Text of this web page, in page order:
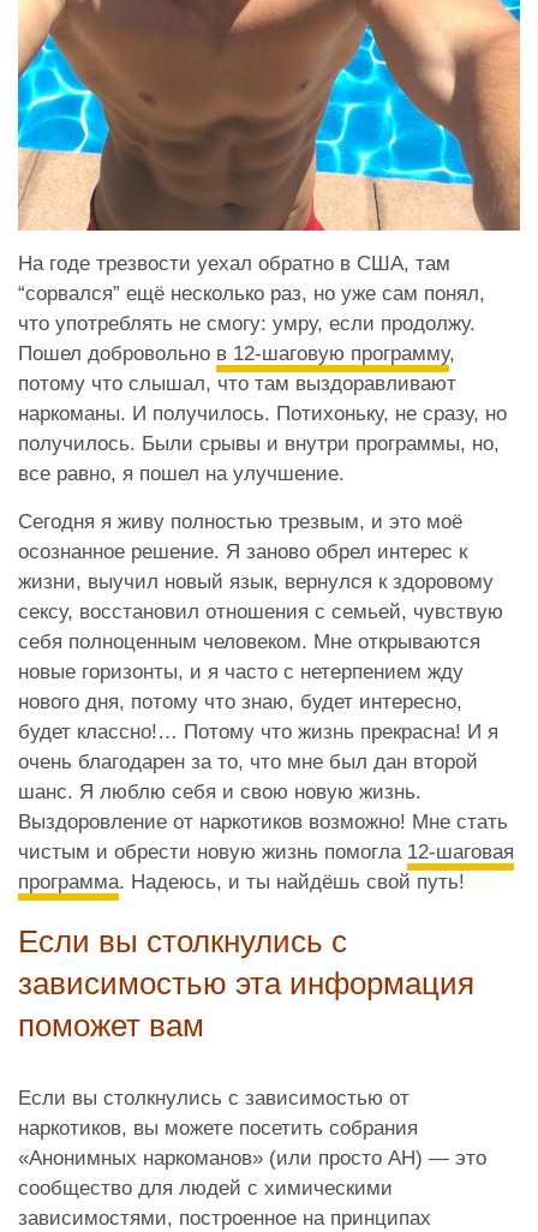
На годе трезвости уехал обратно в США, там
“сорвался” ещё несколько раз, но уже сам понял,
что употреблять не смогу: умру, если продолжу.
Пошел добровольно в 12-шаговую программу,
потому что слышал, что там выздоравливают
наркоманы. И получилось. Потихоньку, не сразу, но
получилось. Были срывы и внутри программы, но,
все равно, я пошел на улучшение.
Сегодня я живу полностью трезвым, и это моё
осознанное решение. Я заново обрел интерес к
жизни, выучил новый язык, вернулся к здоровому
сексу, восстановил отношения с семьей, чувствую
себя полноценным человеком. Мне открываются
новые горизонты, и я часто с нетерпением жду
нового дня, потому что знаю, будет интересно,
будет классно!… Потому что жизнь прекрасна! И я
очень благодарен за то, что мне был дан второй
шанс. Я люблю себя и свою новую жизнь.
Выздоровление от наркотиков возможно! Мне стать
чистым и обрести новую жизнь помогла 12-шаговая
программа. Надеюсь, и ты найдёшь свой путь!
Если вы столкнулись с
зависимостью эта информация
поможет вам
Если вы столкнулись с зависимостью от
наркотиков, вы можете посетить собрания
«Анонимных наркоманов» (или просто АН) — это
сообщество для людей с химическими
зависимостями, построенное на принципах